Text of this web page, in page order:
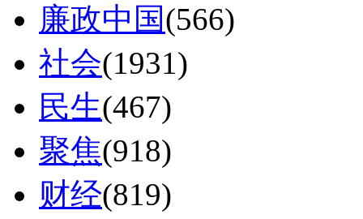
廉政中国(566)
社会(1931)
民生(467)
聚焦(918)
财经(819)